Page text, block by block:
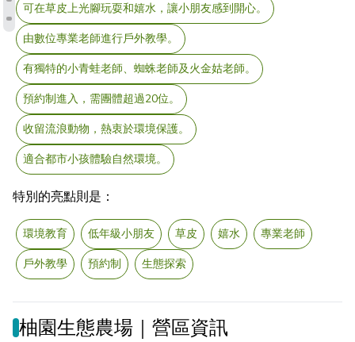
可在草皮上光腳玩耍和嬉水，讓小朋友感到開心。
由數位專業老師進行戶外教學。
有獨特的小青蛙老師、蜘蛛老師及火金姑老師。
預約制進入，需團體超過20位。
收留流浪動物，熱衷於環境保護。
適合都市小孩體驗自然環境。
特別的亮點則是：
環境教育 低年級小朋友 草皮 嬉水
專業老師
戶外教學
預約制 生態探索
柚園生態農場｜營區資訊